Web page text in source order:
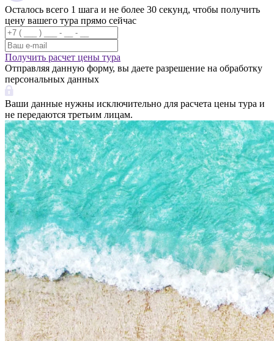
Осталось всего 1 шага и не более 30 секунд, чтобы получить
цену вашего тура прямо сейчас
Получить расчет цены тура
Отправляя данную форму, вы даете разрешение на обработку
персональных данных
Ваши данные нужны исключительно для расчета цены тура и
не передаются третьим лицам.